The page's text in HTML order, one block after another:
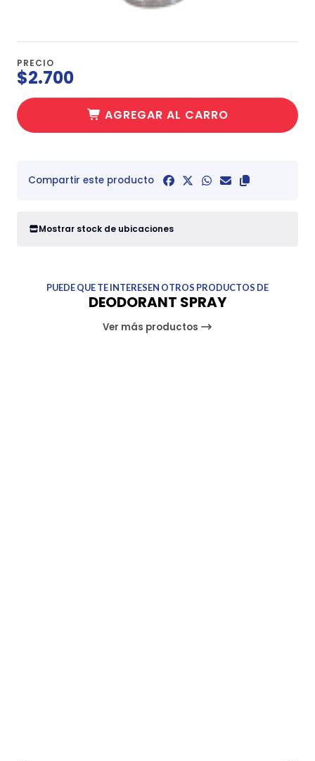
PRECIO
$2.700
AGREGAR AL CARRO
Compartir este producto
Mostrar stock de ubicaciones
PUEDE QUE TE INTERESEN OTROS PRODUCTOS DE
DEODORANT SPRAY
Ver más productos